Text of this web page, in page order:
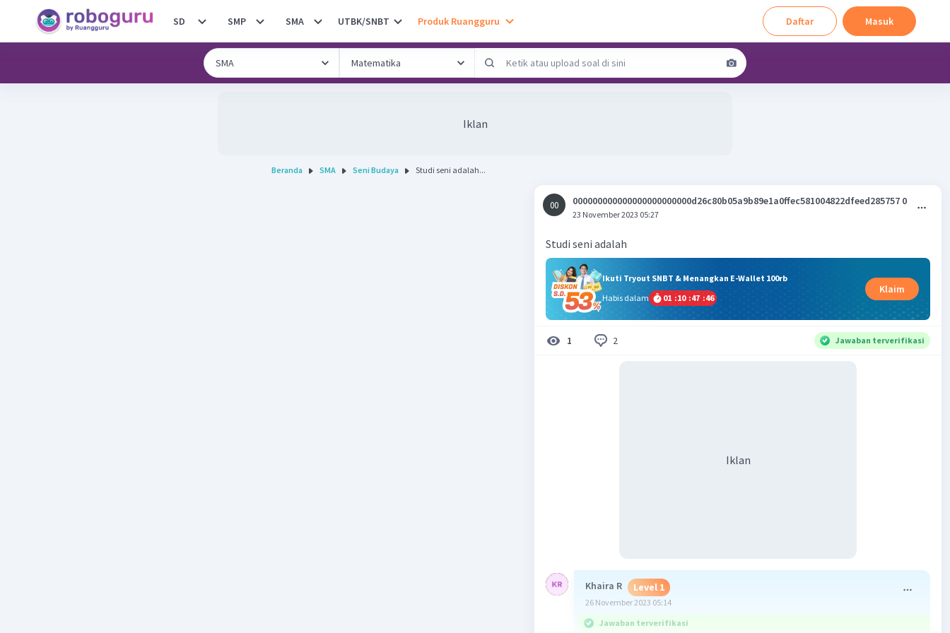
SD SMP SMA UTBK/SNBT Produk Ruangguru Daftar Masuk
Iklan
Beranda SMA Seni Budaya Studi seni adalah...
00 000000000000000000000000d26c80b05a9b89e1a0ffec581004822dfeed285757 0
23 November 2023 05:27
Studi seni adalah
Ikuti Tryout SNBT & Menangkan E-Wallet 100rb
Habis dalam
01 :10 :47 :46
Klaim
1 2 Jawaban terverifikasi
Iklan
Khaira R Level 1
26 November 2023 05:14
Jawaban terverifikasi